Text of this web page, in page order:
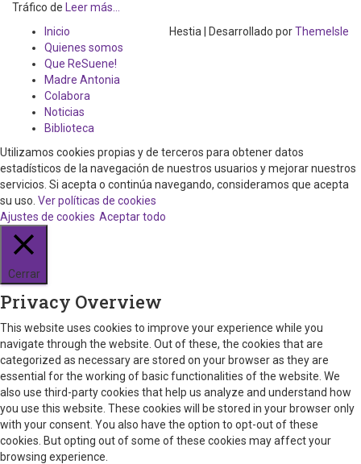
Tráfico de Leer más…
Inicio
Quienes somos
Que ReSuene!
Madre Antonia
Colabora
Noticias
Biblioteca
Hestia | Desarrollado porThemeIsle
Utilizamos cookies propias y de terceros para obtener datos
estadísticos de la navegación de nuestros usuarios y mejorar nuestros
servicios. Si acepta o continúa navegando, consideramos que acepta
su uso. Ver políticas de cookies
Ajustes de cookies Aceptar todo
Cerrar
Privacy Overview
This website uses cookies to improve your experience while you
navigate through the website. Out of these, the cookies that are
categorized as necessary are stored on your browser as they are
essential for the working of basic functionalities of the website. We
also use third-party cookies that help us analyze and understand how
you use this website. These cookies will be stored in your browser only
with your consent. You also have the option to opt-out of these
cookies. But opting out of some of these cookies may affect your
browsing experience.